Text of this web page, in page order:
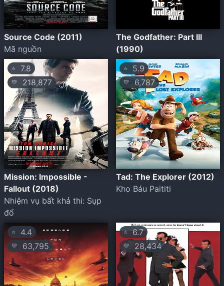
Source Code (2011)
Mã nguồn
The Godfather: Part III
(1990)
⭐ 7.8
💛 218,877
Mission: Impossible -
Fallout (2018)
Nhiệm vụ bất khả thi: Sụp
đổ
⭐ 5.9
💛 6,787
Tad: The Explorer (2012)
Kho Báu Paititi
⭐ 4.4
💛 63,795
⭐6.7
💛 28,434